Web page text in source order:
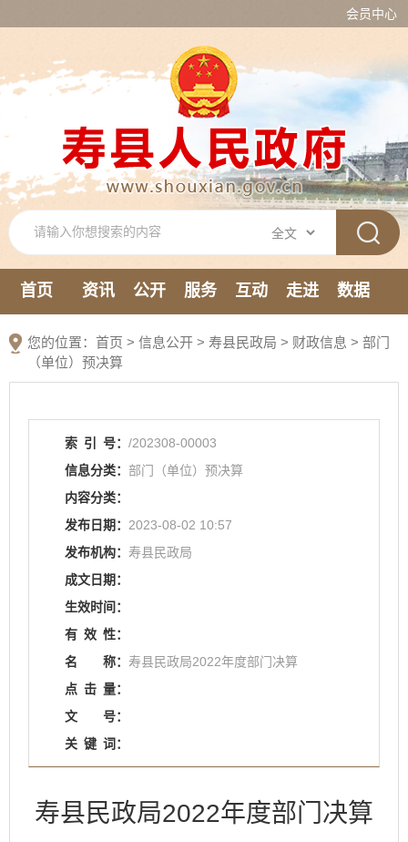
会员中心
首页 资讯 公开 服务 互动 走进
数据
您的位置： 首页 > 信息公开 > 寿县民政局 > 财政信息 > 部门
（单位）预决算
索 引 号： /202308-00003
信息分类： 部门（单位）预决算
内容分类：
发布日期： 2023-08-02 10:57
发布机构： 寿县民政局
成文日期：
生效时间：
有 效 性：
名
称： 寿县民政局2022年度部门决算
点 击 量：
文
号：
关 键 词：
寿县民政局2022年度部门决算